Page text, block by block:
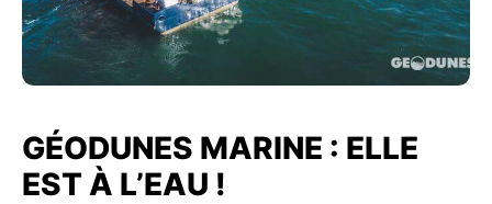
GÉODUNES MARINE : ELLE
EST À L’EAU !